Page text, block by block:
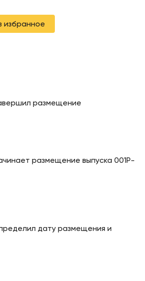
избранное
размещение
размещение выпуска 001P-
дату размещения и